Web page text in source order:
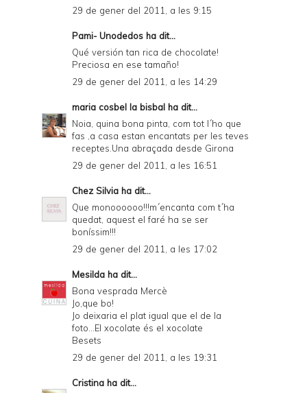
29 de gener del 2011, a les 9:15
Pami- Unodedos ha dit...
Qué versión tan rica de chocolate!
Preciosa en ese tamaño!
29 de gener del 2011, a les 14:29
maria cosbel la bisbal ha dit...
Noia, quina bona pinta, com tot l´ho que
fas ,a casa estan encantats per les teves
receptes.Una abraçada desde Girona
29 de gener del 2011, a les 16:51
Chez Silvia ha dit...
Que monoooooo!!!m´encanta com t´ha
quedat, aquest el faré ha se ser
boníssim!!!
29 de gener del 2011, a les 17:02
Mesilda ha dit...
Bona vesprada Mercè
Jo,que bo!
Jo deixaria el plat igual que el de la
foto...El xocolate és el xocolate
Besets
29 de gener del 2011, a les 19:31
Cristina ha dit...